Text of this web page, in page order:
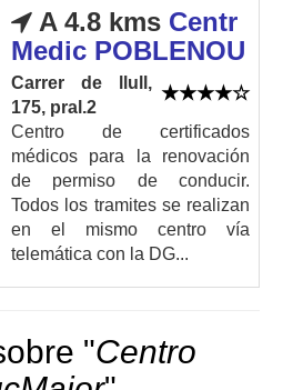
A 4.8 kms Centr
Medic POBLENOU
Carrer de llull,
175, pral.2
Centro de certificados
médicos para la renovación
de permiso de conducir.
Todos los tramites se realizan
en el mismo centro vía
telemática con la DG...
"Centro